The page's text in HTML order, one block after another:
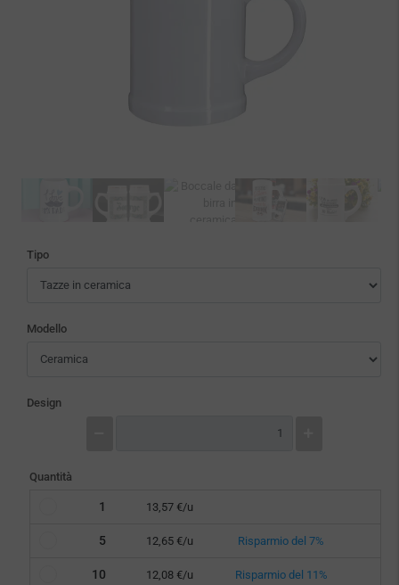
Tipo
Modello
Design
Quantità
1 13,57 €/u
5 12,65 €/u Risparmio del 7%
10 12,08 €/u Risparmio del 11%